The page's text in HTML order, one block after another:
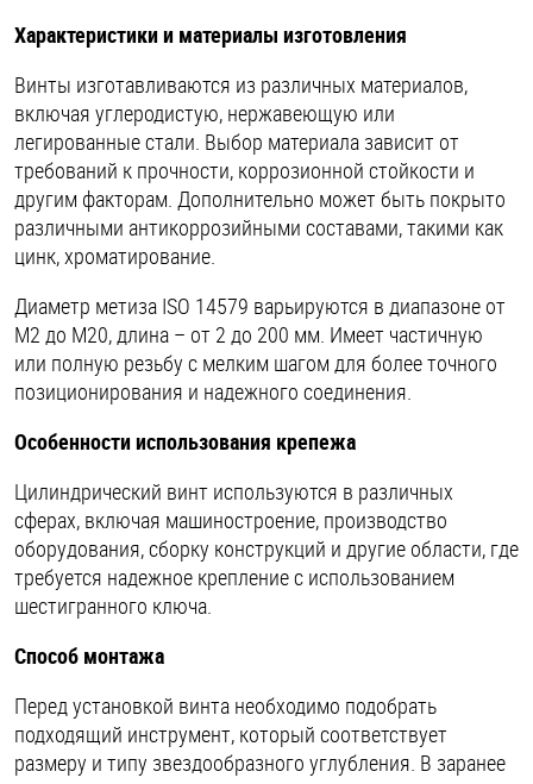
Характеристики и материалы изготовления
Винты изготавливаются из различных материалов,
включая углеродистую, нержавеющую или
легированные стали. Выбор материала зависит от
требований к прочности, коррозионной стойкости и
другим факторам. Дополнительно может быть покрыто
различными антикоррозийными составами, такими как
цинк, хроматирование.
Диаметр метиза ISO 14579 варьируются в диапазоне от
М2 до М20, длина – от 2 до 200 мм. Имеет частичную
или полную резьбу с мелким шагом для более точного
позиционирования и надежного соединения.
Особенности использования крепежа
Цилиндрический винт используются в различных
сферах, включая машиностроение, производство
оборудования, сборку конструкций и другие области, где
требуется надежное крепление с использованием
шестигранного ключа.
Способ монтажа
Перед установкой винта необходимо подобрать
подходящий инструмент, который соответствует
размеру и типу звездообразного углубления. В заранее